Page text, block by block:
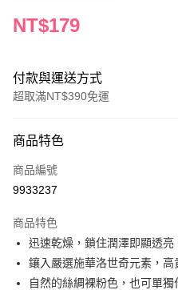
NT$179
付款與運送方式
超取滿NT$390免運
POYA支付
信用卡一次付款
LINE Pay
Apple Pay
商品特色
商品編號
9933237
商品特色
迅速乾燥，鎖住潤澤即顯透亮
鑲入嚴選施華洛世奇元素，高
自然的絲綢裸粉色，也可單獨